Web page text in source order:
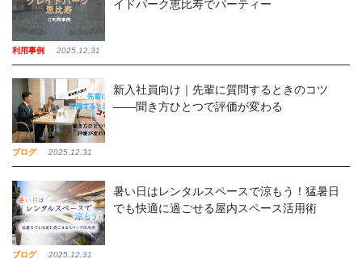
利用事例 2025,12,31
イドパーク恵比寿でパーティー
ブログ 2025,12,31
新入社員向け｜先輩に質問するときのコツ
——聞き方ひとつで評価が変わる
ブログ 2025,12,31
暑い日はレンタルスペースで涼もう！猛暑日
でも快適に過ごせる屋内スペース活用術